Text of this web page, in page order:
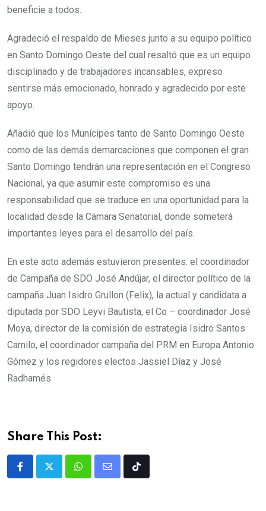
beneficie a todos.
Agradeció el respaldo de Mieses junto a su equipo político
en Santo Domingo Oeste del cual resaltó que es un equipo
disciplinado y de trabajadores incansables, expreso
sentirse más emocionado, honrado y agradecido por este
apoyo.
Añadió que los Munícipes tanto de Santo Domingo Oeste
como de las demás demarcaciones que componen el gran
Santo Domingo tendrán una representación en el Congreso
Nacional, ya que asumir este compromiso es una
responsabilidad que se traduce en una oportunidad para la
localidad desde la Cámara Senatorial, donde someterá
importantes leyes para el desarrollo del país.
En este acto además estuvieron presentes: el coordinador
de Campaña de SDO José Andújar, el director político de la
campaña Juan Isidro Grullon (Felix), la actual y candidata a
diputada por SDO Leyvi Bautista, el Co – coordinador José
Moya, director de la comisión de estrategia Isidro Santos
Camilo, el coordinador campaña del PRM en Europa Antonio
Gómez y los regidores electos Jassiel Díaz y José
Radhamés.
Share This Post: